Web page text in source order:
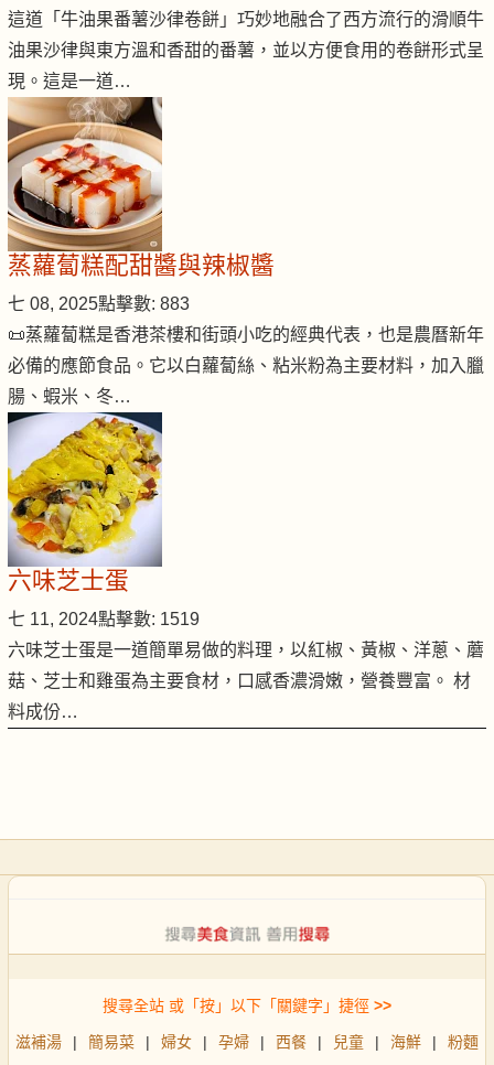
這道「牛油果番薯沙律卷餅」巧妙地融合了西方流行的滑順牛
油果沙律與東方溫和香甜的番薯，並以方便食用的卷餅形式呈
現。這是一道…
蒸蘿蔔糕配甜醬與辣椒醬
七 08, 2025點擊數: 883
📜蒸蘿蔔糕是香港茶樓和街頭小吃的經典代表，也是農曆新年
必備的應節食品。它以白蘿蔔絲、粘米粉為主要材料，加入臘
腸、蝦米、冬…
六味芝士蛋
七 11, 2024點擊數: 1519
六味芝士蛋是一道簡單易做的料理，以紅椒、黃椒、洋蔥、蘑
菇、芝士和雞蛋為主要食材，口感香濃滑嫩，營養豐富。 材
料成份…
搜尋全站 或「按」以下「關鍵字」捷徑 >>
滋補湯 | 簡易菜 | 婦女 | 孕婦 | 西餐 | 兒童 | 海鮮 |
粉麵